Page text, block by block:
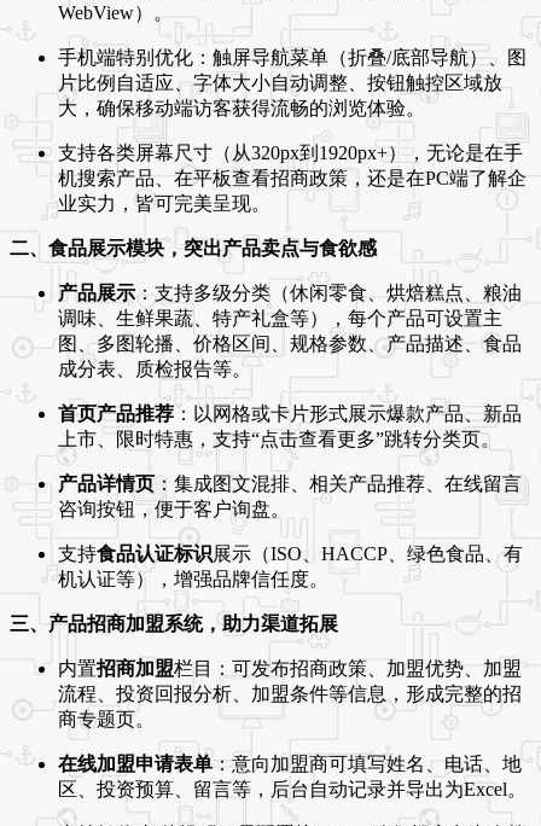
WebView）。
手机端特别优化：触屏导航菜单（折叠/底部导航）、图
片比例自适应、字体大小自动调整、按钮触控区域放
大，确保移动端访客获得流畅的浏览体验。
支持各类屏幕尺寸（从320px到1920px+），无论是在手
机搜索产品、在平板查看招商政策，还是在PC端了解企
业实力，皆可完美呈现。
二、食品展示模块，突出产品卖点与食欲感
产品展示 ：支持多级分类（休闲零食、烘焙糕点、粮油
调味、生鲜果蔬、特产礼盒等），每个产品可设置主
图、多图轮播、价格区间、规格参数、产品描述、食品
成分表、质检报告等。
首页产品推荐：以网格或卡片形式展示爆款产品、新品
上市、限时特惠，支持“点击查看更多”跳转分类页。
产品详情页：集成图文混排、相关产品推荐、在线留言
咨询按钮，便于客户询盘。
支持食品认证标识展示（ISO、HACCP、绿色食品、有
机认证等），增强品牌信任度。
三、产品招商加盟系统，助力渠道拓展
内置招商加盟栏目：可发布招商政策、加盟优势、加盟
流程、投资回报分析、加盟条件等信息，形成完整的招
商专题页。
在线加盟申请表单：意向加盟商可填写姓名、电话、地
区、投资预算、留言等，后台自动记录并导出为Excel。